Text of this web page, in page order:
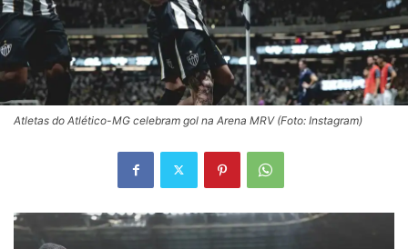
Atletas do Atlético-MG celebram gol na Arena MRV (Foto: Instagram)